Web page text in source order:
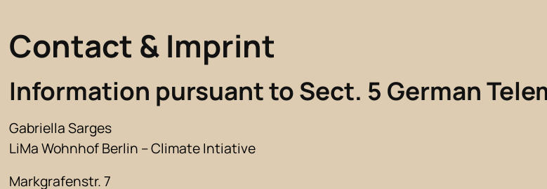
Contact & Imprint
Information pursuant to Sect. 5 German
Gabriella Sarges
LiMa Wohnhof Berlin – Climate Intiative
Markgrafenstr. 7